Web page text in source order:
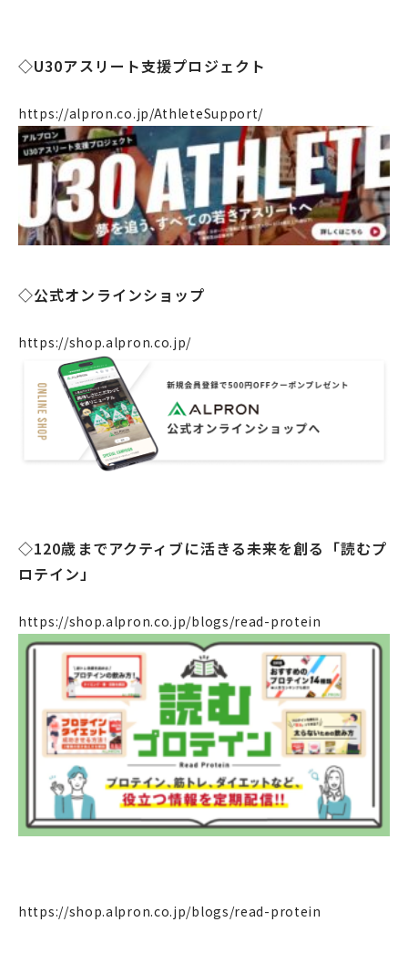
企業情報
事業案内
社会課題への取り組み
法人のお客様
OEM
◇U30アスリート支援プロジェクト
https://alpron.co.jp/AthleteSupport/
◇公式オンラインショップ
https://shop.alpron.co.jp/
◇120歳までアクティブに活きる未来を創る「読むプ
ロテイン」
https://shop.alpron.co.jp/blogs/read-protein
https://shop.alpron.co.jp/blogs/read-protein